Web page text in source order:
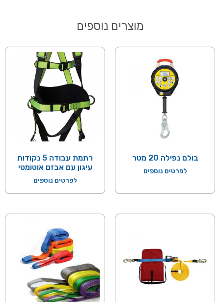
מוצרים נוספים
בולם נפילה 20 מטר
לפרטים נוספים
רתמת עבודה 5 נקודות
עיגון עם אבזם אוטומטי
לפרטים נוספים